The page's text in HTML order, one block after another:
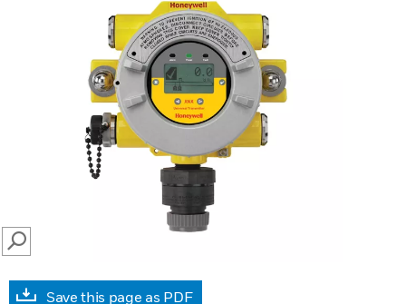
SEARCH
Save this page as PDF